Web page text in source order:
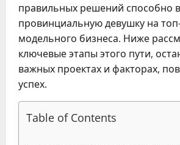
правильных решений способно
провинциальную девушку на
модельного бизнеса. Ниже
ключевые этапы этого пути,
важных проектах и факторах,
успех.
Table of Contents